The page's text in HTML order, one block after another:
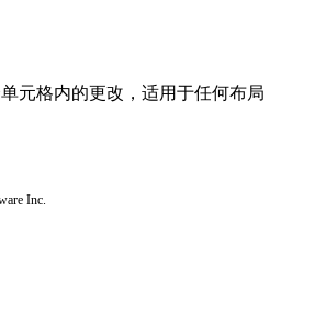
元格内的更改，适用于任何布局
Inc.